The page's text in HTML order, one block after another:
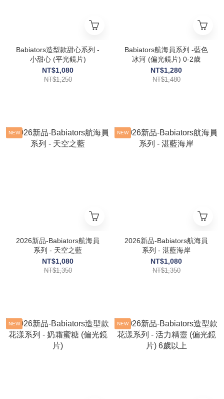
Babiators造型款甜心系列 -
小甜心 (平光鏡片)
NT$1,080
NT$1,250
Babiators航海員系列 -藍色
冰河 (偏光鏡片) 0-2歲
NT$1,280
NT$1,480
NEW
2026新品-Babiators航海員
系列 - 天空之藍
NT$1,080
NT$1,350
NEW
2026新品-Babiators航海員
系列 - 湛藍海岸
NT$1,080
NT$1,350
NEW NEW